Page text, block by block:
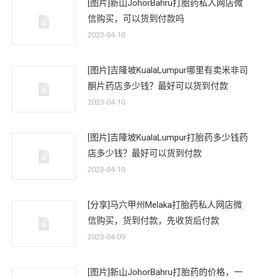
[图片]新山JohorBahru打胎药私人网店微
信购买，可以货到付款吗
2023-04-10
[图片]吉隆坡KualaLumpur哪里有卖米非司
酮片药店多少钱？最好可以货到付款
2023-04-10
[图片]吉隆坡KualaLumpur打胎药多少钱药
店多少钱？最好可以货到付款
2023-04-10
[分享]马六甲州Melaka打胎药私人网店微
信购买，货到付款，先收货后付款
2023-04-09
[图片]新山JohorBahru打胎药的价格，一